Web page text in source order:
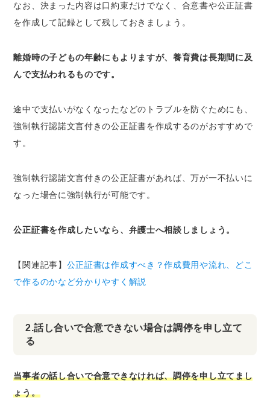
なお、決まった内容は口約束だけでなく、合意書や公正証書
を作成して記録として残しておきましょう。
離婚時の子どもの年齢にもよりますが、養育費は長期間に及
んで支払われるものです。
途中で支払いがなくなったなどのトラブルを防ぐためにも、
強制執行認諾文言付きの公正証書を作成するのがおすすめで
す。
強制執行認諾文言付きの公正証書があれば、万が一不払いに
なった場合に強制執行が可能です。
公正証書を作成したいなら、弁護士へ相談しましょう。
【関連記事】 公正証書は作成すべき？作成費用や流れ、どこ
で作るのかなど分かりやすく解説
2.話し合いで合意できない場合は調停を申し立て
る
当事者の話し合いで合意できなければ、調停を申し立てまし
ょう。